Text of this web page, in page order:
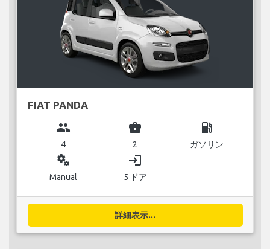
FIAT PANDA
group
4
business_center
2
local_gas_station
ガソリン
miscellaneous_services
Manual
login
5 ドア
詳細表示...